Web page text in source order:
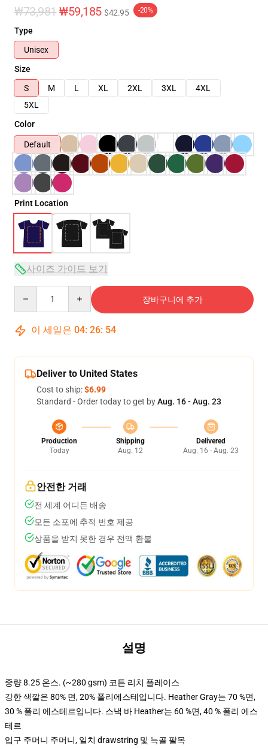
₩73,981 ₩59,185 $42.95 -20%
Type
Unisex
Size
S
M L XL 2XL 3XL
4XL
5XL
Color
Default
Print Location
사이즈 가이드 보기
장바구니에 추가
이 세일은 04: 26: 54
Deliver to United States
Cost to ship:$6.99
Standard - Order today to get byAug. 16 - Aug. 23
Production
Today
Shipping
Aug. 12
Delivered
Aug. 16 - Aug. 23
안전한 거래
전 세계 어디든 배송
모든 소포에 추적 번호 제공
상품을 받지 못한 경우 전액 환불
설명
중량 8.25 온스. (~280 gsm) 코튼 리치 플레이스
강한 색깔은 80% 면, 20% 폴리에스테입니다. Heather Gray는 70 %면,
30 % 폴리 에스테르입니다. 스낵 바 Heather는 60 %면, 40 % 폴리 에스
테르
입구 주머니 주머니, 일치 drawstring 및 늑골 팔목